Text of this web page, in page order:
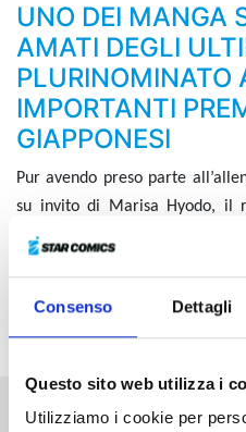
Consenso Dettagli
Questo sito web utilizza i
Utilizziamo i cookie per
UNO DEI MANGA
AMATI DEGLI
PLURINOMINATO
IMPORTANTI
GIAPPONESI
Pur avendo preso parte
su invito di Marisa Hyodo, il
sembra ormai destinato solo a
,